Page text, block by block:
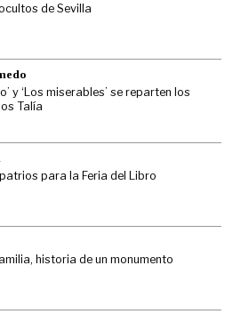
de Sevilla
y ‘Los miserables’ se reparten los
Talía
para la Feria del Libro
historia de un monumento